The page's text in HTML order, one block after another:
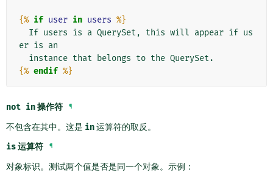
{% if user in users %}
er is an
{% endif %}
not in操作符 ¶
不包含在其中。这是 in运算符的取反。
is运算符 ¶
对象标识。测试两个值是否是同一个对象。示例：